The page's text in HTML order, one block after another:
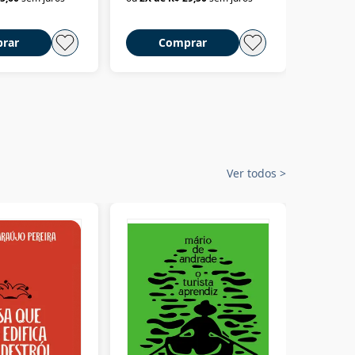
Comprar
Ver todos >